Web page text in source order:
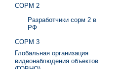
СОРМ 2
Разработчики сорм 2 в
РФ
СОРМ 3
Глобальная организация
видеонаблюдения объектов